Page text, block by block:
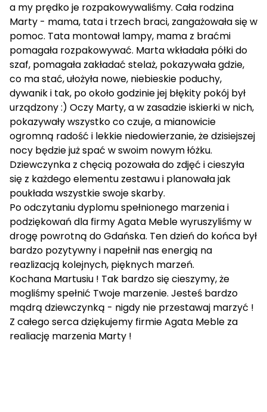
a my prędko je rozpakowywaliśmy. Cała rodzina
Marty - mama, tata i trzech braci, zangażowała się w
pomoc. Tata montował lampy, mama z braćmi
pomagała rozpakowywać. Marta wkładała półki do
szaf, pomagała zakładać stelaż, pokazywała gdzie,
co ma stać, ułożyła nowe, niebieskie poduchy,
dywanik i tak, po około godzinie jej błękity pokój był
urządzony :) Oczy Marty, a w zasadzie iskierki w nich,
pokazywały wszystko co czuje, a mianowicie
ogromną radość i lekkie niedowierzanie, że dzisiejszej
nocy będzie już spać w swoim nowym łóżku.
Dziewczynka z chęcią pozowała do zdjęć i cieszyła
się z każdego elementu zestawu i planowała jak
poukłada wszystkie swoje skarby.
Po odczytaniu dyplomu spełnionego marzenia i
podziękowań dla firmy Agata Meble wyruszyliśmy w
drogę powrotną do Gdańska. Ten dzień do końca był
bardzo pozytywny i napełnił nas energią na
reazlizacją kolejnych, pięknych marzeń.
Kochana Martusiu ! Tak bardzo się cieszymy, że
mogliśmy spełnić Twoje marzenie. Jesteś bardzo
mądrą dziewczynką - nigdy nie przestawaj marzyć !
Z całego serca dziękujemy firmie Agata Meble za
realiację marzenia Marty !